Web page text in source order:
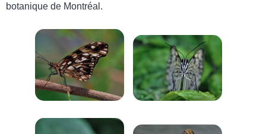
botanique de Montréal.